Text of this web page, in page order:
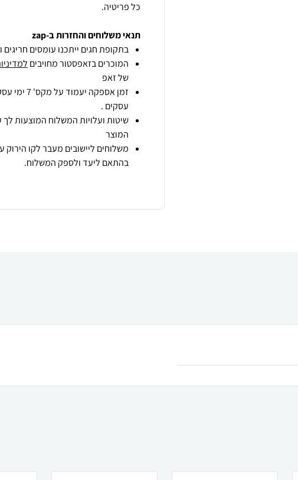
כל פריטיה.
תנאי משלוחים והחזרות ב-zap
בתקופת חגים ייתכנו עומסים
המוכרים בזאפסטור מחויבים
של זאפ
זמן אספקה יעמוד על מקס' 7 ימי עסקים מיום הזמנה,
עסקים .
שיטות ועלויות המשלוח המוצעות לך
המוצר
משלוחים ליישובים מעבר לקו הירוק
בהתאם ליעד ולספק המשלוח.